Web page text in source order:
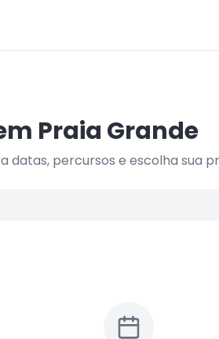
Praia Grande
datas, percursos e escolha sua